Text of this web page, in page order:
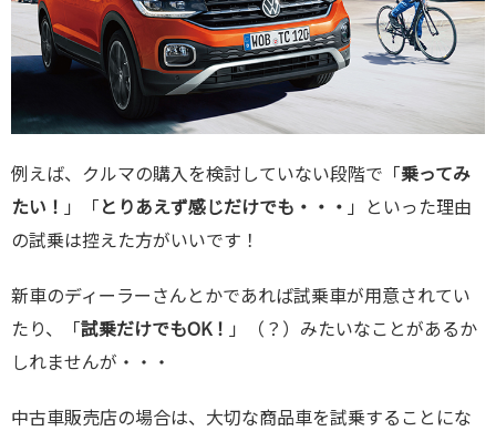
例えば、クルマの購入を検討していない段階で「乗ってみ
たい！ 」「とりあえず感じだけでも・・・ 」といった理由
の試乗は控えた方がいいです！
新車のディーラーさんとかであれば試乗車が用意されてい
たり、「試乗だけでもOK！ 」（？）みたいなことがあるか
しれませんが・・・
中古車販売店の場合は、大切な商品車を試乗することにな